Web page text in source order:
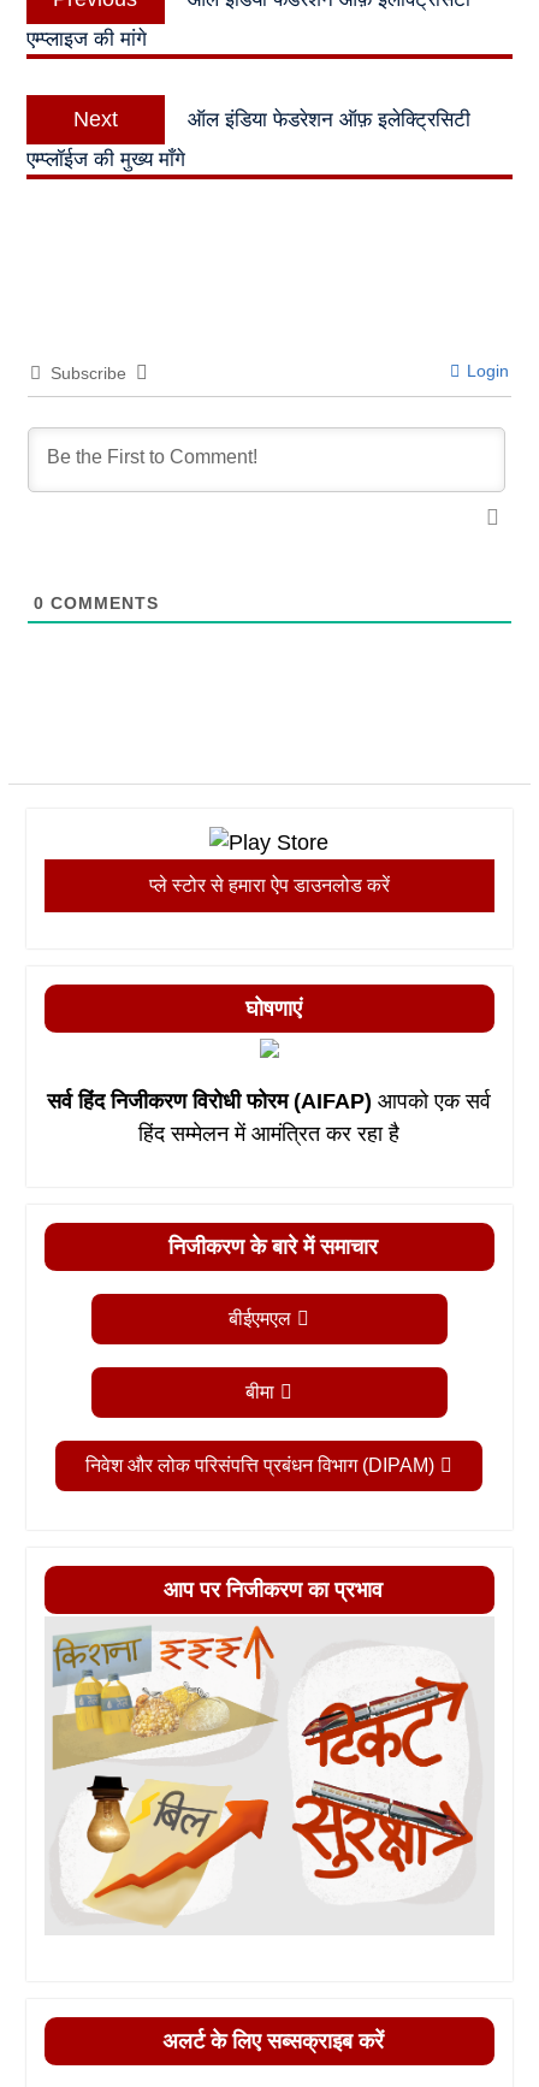
navigation
post:
एम्प्लाइज की मांगे
Next
Next
post:
ऑल इंडिया फेडरेशन ऑफ़ इलेक्ट्रिसिटी
एम्प्लॉईज की मुख्य माँगे
Subscribe Login
0 COMMENTS
प्ले स्टोर से हमारा ऐप डाउनलोड करें
घोषणाएं
सर्व हिंद निजीकरण विरोधी फोरम (AIFAP)आपको एक सर्व
हिंद सम्मेलन में आमंत्रित कर रहा है
निजीकरण के बारे में समाचार
बीईएमएल
बीमा
निवेश और लोक परिसंपत्ति प्रबंधन विभाग (DIPAM)
आप पर निजीकरण का प्रभाव
अलर्ट के लिए सब्सक्राइब करें